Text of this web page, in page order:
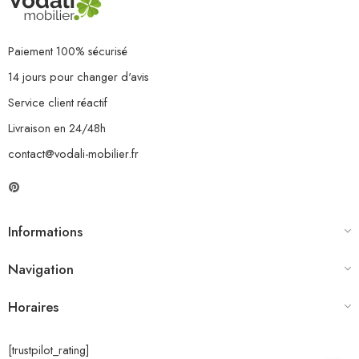
Paiement 100% sécurisé
14 jours pour changer d'avis
Service client réactif
Livraison en 24/48h
contact@vodali-mobilier.fr
Informations
Navigation
Horaires
[trustpilot_rating]